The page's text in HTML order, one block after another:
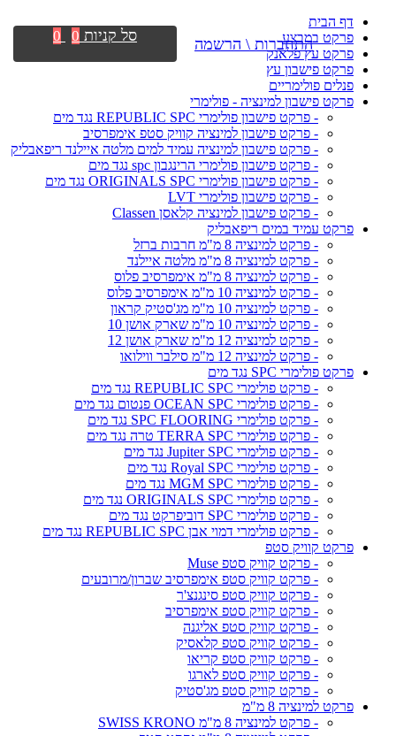
דף הבית
פרקט במבצע
פרקט עץ פלאנק
פרקט פישבון עץ
פנלים פולימריים
פרקט פישבון למינציה - פולימרי
- פרקט פישבון פולימרי REPUBLIC SPC נגד מים
- פרקט פישבון למינציה קוויק סטפ אימפרסיב
- פרקט פישבון למינציה עמיד למים מלטה איילנד ריפאבליק
- פרקט פישבון פולימרי הרינגבון spc נגד מים
- פרקט פישבון פולימרי ORIGINALS SPC נגד מים
- פרקט פישבון פולימרי LVT
- פרקט פישבון למינציה קלאסן Classen
פרקט עמיד במים ריפאבליק
- פרקט למינציה 8 מ"מ חרבות ברזל
- פרקט למינציה 8 מ"מ מלטה איילנד
- פרקט למינציה 8 מ"מ אימפרסיב פלוס
- פרקט למינציה 10 מ"מ אימפרסיב פלוס
- פרקט למינציה 10 מ"מ מג'סטיק קראון
- פרקט למינציה 10 מ"מ שארק אושן 10
- פרקט למינציה 12 מ"מ שארק אושן 12
- פרקט למינציה 12 מ"מ סילבר ווילואו
פרקט פולימרי SPC נגד מים
- פרקט פולימרי REPUBLIC SPC נגד מים
- פרקט פולימרי OCEAN SPC פנטום נגד מים
- פרקט פולימרי SPC FLOORING נגד מים
- פרקט פולימרי TERRA SPC טרה נגד מים
- פרקט פולימרי Jupiter SPC נגד מים
- פרקט פולימרי Royal SPC נגד מים
- פרקט פולימרי MGM SPC נגד מים
- פרקט פולימרי ORIGINALS SPC נגד מים
- פרקט פולימרי SPC דוביפרקט נגד מים
- פרקט פולימרי דמוי אבן REPUBLIC SPC נגד מים
פרקט קוויק סטפ
- פרקט קוויק סטפ Muse
- פרקט קוויק סטפ אימפרסיב שברון/מרובעים
- פרקט קוויק סטפ סינגנצ'ר
- פרקט קוויק סטפ אימפרסיב
- פרקט קוויק סטפ אליגנה
- פרקט קוויק סטפ קלאסיק
- פרקט קוויק סטפ קריאו
- פרקט קוויק סטפ לארגו
- פרקט קוויק סטפ מג'סטיק
פרקט למינציה 8 מ"מ
- פרקט למינציה 8 מ"מ SWISS KRONO
התחברות \ הרשמה סל קניות 0
0